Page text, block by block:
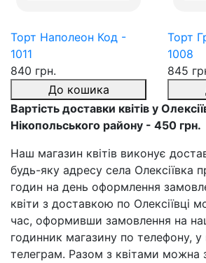
Торт Наполеон Код -
1011
840 грн.
До кошика
Торт
1008
845
Вартість доставки квітів у
Нікопольського району - 450 грн.
Наш магазин квітів виконує
будь-яку адресу села Олексіївка
годин на день оформлення
квіти з доставкою по Олексіївці
час, оформивши замовлення на
годинник магазину по телефону, у
телеграм. Разом з квітами можна